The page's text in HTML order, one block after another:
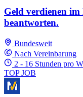
Geld verdienen
beantworten.
Bundesweit
Nach Vereinbarung
2 - 16 Stunden pro
TOP JOB